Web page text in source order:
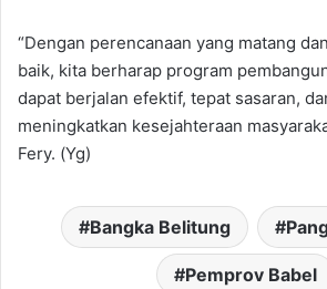
“Dengan perencanaan yang matang
baik, kita berharap program
dapat berjalan efektif, tepat sasaran,
meningkatkan kesejahteraan
Fery. (Yg)
Bangka Belitung
Pemprov Babel